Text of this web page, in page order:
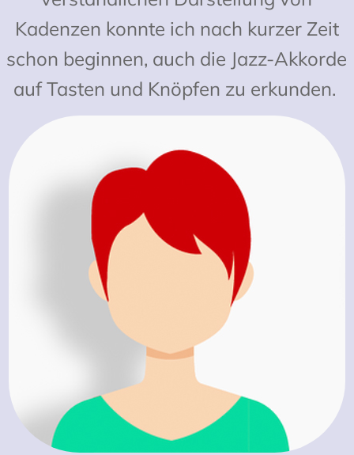
Kadenzen konnte ich nach kurzer Zeit
schon beginnen, auch die Jazz-Akkorde
auf Tasten und Knöpfen zu erkunden.